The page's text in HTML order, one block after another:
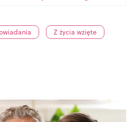
Z życia wzięte